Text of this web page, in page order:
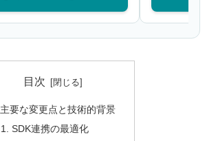
目次
主要な変更点と技術的背景
SDK連携の最適化